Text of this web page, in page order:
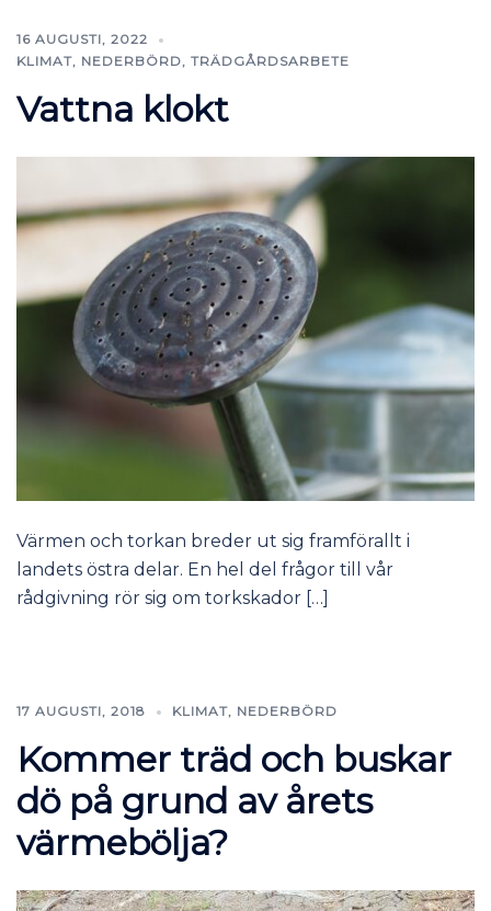
16 AUGUSTI, 2022
KLIMAT, NEDERBÖRD, TRÄDGÅRDSARBETE
Vattna klokt
Värmen och torkan breder ut sig framförallt i
landets östra delar. En hel del frågor till vår
rådgivning rör sig om torkskador […]
17 AUGUSTI, 2018 KLIMAT, NEDERBÖRD
Kommer träd och buskar
dö på grund av årets
värmebölja?